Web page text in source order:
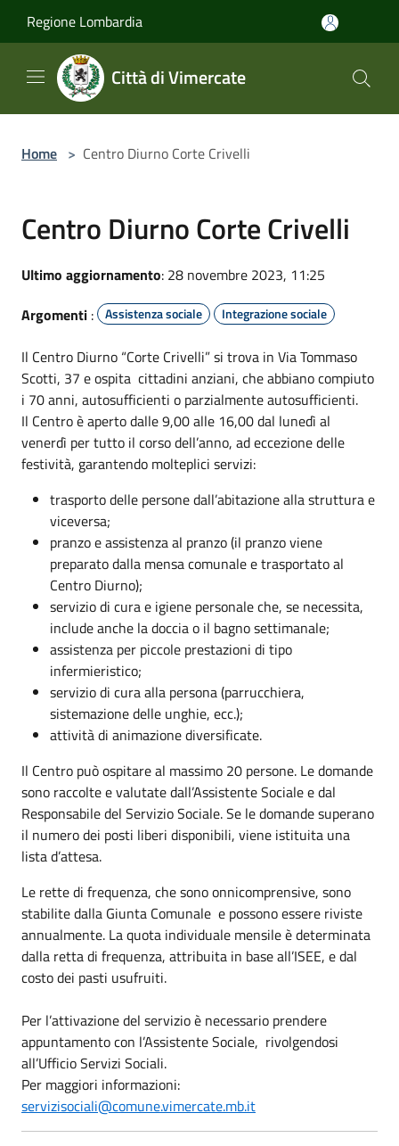
Regione Lombardia
Città di Vimercate
Home > Centro Diurno Corte Crivelli
Centro Diurno Corte Crivelli
Ultimo aggiornamento: 28 novembre 2023, 11:25
Argomenti : Assistenza sociale Integrazione sociale
Il Centro Diurno “Corte Crivelli” si trova in Via Tommaso
Scotti, 37 e ospita cittadini anziani, che abbiano compiuto
i 70 anni, autosufficienti o parzialmente autosufficienti.
Il Centro è aperto dalle 9,00 alle 16,00 dal lunedì al
venerdì per tutto il corso dell’anno, ad eccezione delle
festività, garantendo molteplici servizi:
trasporto delle persone dall’abitazione alla struttura e
viceversa;
pranzo e assistenza al pranzo (il pranzo viene
preparato dalla mensa comunale e trasportato al
Centro Diurno);
servizio di cura e igiene personale che, se necessita,
include anche la doccia o il bagno settimanale;
assistenza per piccole prestazioni di tipo
infermieristico;
servizio di cura alla persona (parrucchiera,
sistemazione delle unghie, ecc.);
attività di animazione diversificate.
Il Centro può ospitare al massimo 20 persone. Le domande
sono raccolte e valutate dall’Assistente Sociale e dal
Responsabile del Servizio Sociale. Se le domande superano
il numero dei posti liberi disponibili, viene istituita una
lista d’attesa.
Le rette di frequenza, che sono onnicomprensive, sono
stabilite dalla Giunta Comunale e possono essere riviste
annualmente. La quota individuale mensile è determinata
dalla retta di frequenza, attribuita in base all’ISEE, e dal
costo dei pasti usufruiti.
Per l’attivazione del servizio è necessario prendere
appuntamento con l’Assistente Sociale, rivolgendosi
all’Ufficio Servizi Sociali.
Per maggiori informazioni:
servizisociali@comune.vimercate.mb.it